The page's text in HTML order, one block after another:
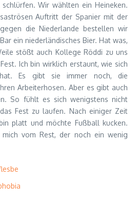
Wir wählten ein Heineken.
Auftritt der Spanier mit der
die Niederlande bestellen wir
ein niederländisches Bier. Hat was,
stößt auch Kollege Röddi zu uns
Ich bin wirklich erstaunt, wie sich
Es gibt sie immer noch, die
Arbeiterhosen. Aber es gibt auch
So fühlt es sich wenigstens nicht
Fest zu laufen. Nach einiger Zeit
platt und möchte Fußball kucken.
mich vom Rest, der noch ein wenig